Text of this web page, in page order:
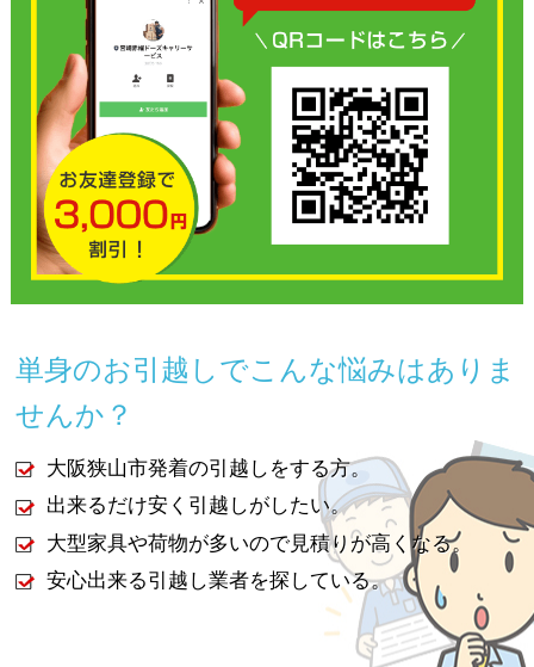
単身のお引越しでこんな悩みはありま
せんか？
大阪狭山市発着の引越しをする方。
出来るだけ安く引越しがしたい。
大型家具や荷物が多いので見積りが高くなる。
安心出来る引越し業者を探している。